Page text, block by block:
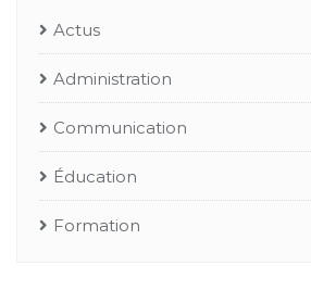
Actus
Administration
Communication
Éducation
Formation